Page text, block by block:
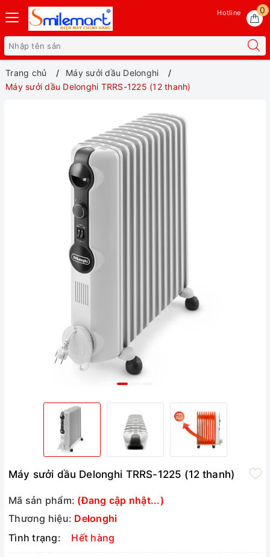
0
Hotline
Trang chủ
Máy sưởi dầu Delonghi
Máy sưởi dầu Delonghi TRRS-1225 (12 thanh)
Máy sưởi dầu Delonghi TRRS-1225 (12 thanh)
Mã sản phẩm: (Đang cập nhật...)
Thương hiệu: Delonghi
Tình trạng:
Hết hàng